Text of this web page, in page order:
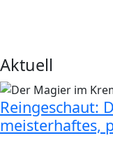
Aktuell
Reingeschaut:
meisterhaftes,